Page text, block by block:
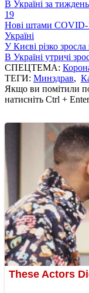
В Україні за
19
Нові штами COVID-
Україні
У Києві різко зросла
В Україні утричі
СПЕЦТЕМА:
ТЕГИ: Минздрав,
Якщо ви помітили
натисніть Ctrl +